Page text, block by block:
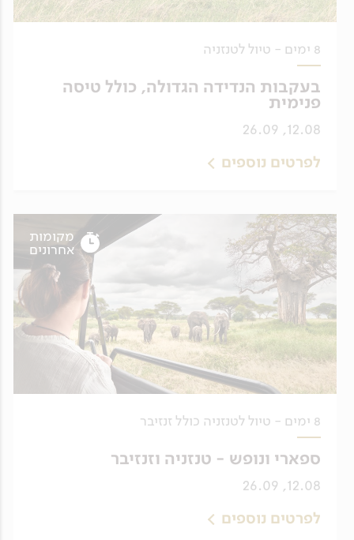
8 ימים - טיול לטנזניה
בעקבות הנדידה הגדולה, כולל טיסה
פנימית
12.08, 26.09
לפרטים נוספים
8 ימים - טיול לטנזניה כולל זנזיבר
ספארי ונופש - טנזניה וזנזיבר
12.08, 26.09
לפרטים נוספים
מקומות
אחרונים